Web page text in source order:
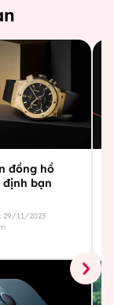
đồng hồ
bạn
29/11/2023